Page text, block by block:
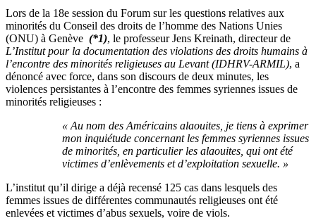
Lors de la 18e session du Forum sur les questions relatives aux
minorités du Conseil des droits de l’homme des Nations Unies
(ONU) à Genève (*1), le professeur Jens Kreinath, directeur de
L’Institut pour la documentation des violations des droits humains à
l’encontre des minorités religieuses au Levant (IDHRV-ARMIL), a
dénoncé avec force, dans son discours de deux minutes, les
violences persistantes à l’encontre des femmes syriennes issues de
minorités religieuses :
« Au nom des Américains alaouites, je tiens à exprimer
mon inquiétude concernant les femmes syriennes issues
de minorités, en particulier les alaouites, qui ont été
victimes d’enlèvements et d’exploitation sexuelle. »
L’institut qu’il dirige a déjà recensé 125 cas dans lesquels des
femmes issues de différentes communautés religieuses ont été
enlevées et victimes d’abus sexuels, voire de viols.